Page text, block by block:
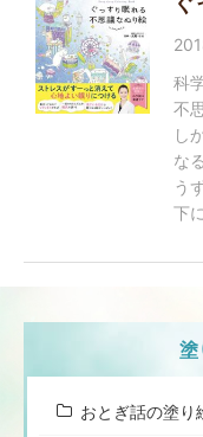
科
不
し
な
う
下
塗
おとぎ話の塗り